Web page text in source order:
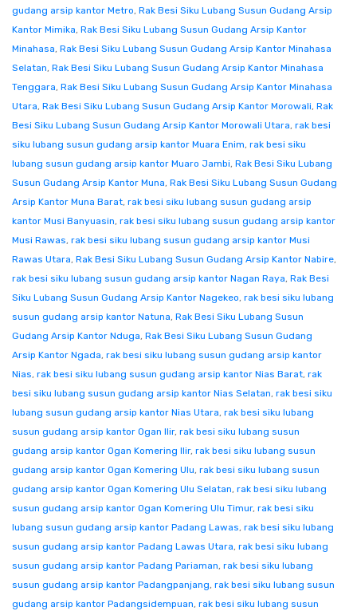
gudang arsip kantor Metro, Rak Besi Siku Lubang Susun Gudang Arsip
Kantor Mimika, Rak Besi Siku Lubang Susun Gudang Arsip Kantor
Minahasa, Rak Besi Siku Lubang Susun Gudang Arsip Kantor Minahasa
Selatan, Rak Besi Siku Lubang Susun Gudang Arsip Kantor Minahasa
Tenggara, Rak Besi Siku Lubang Susun Gudang Arsip Kantor Minahasa
Utara, Rak Besi Siku Lubang Susun Gudang Arsip Kantor Morowali, Rak
Besi Siku Lubang Susun Gudang Arsip Kantor Morowali Utara, rak besi
siku lubang susun gudang arsip kantor Muara Enim, rak besi siku
lubang susun gudang arsip kantor Muaro Jambi, Rak Besi Siku Lubang
Susun Gudang Arsip Kantor Muna, Rak Besi Siku Lubang Susun Gudang
Arsip Kantor Muna Barat, rak besi siku lubang susun gudang arsip
kantor Musi Banyuasin, rak besi siku lubang susun gudang arsip kantor
Musi Rawas, rak besi siku lubang susun gudang arsip kantor Musi
Rawas Utara, Rak Besi Siku Lubang Susun Gudang Arsip Kantor Nabire,
rak besi siku lubang susun gudang arsip kantor Nagan Raya, Rak Besi
Siku Lubang Susun Gudang Arsip Kantor Nagekeo, rak besi siku lubang
susun gudang arsip kantor Natuna, Rak Besi Siku Lubang Susun
Gudang Arsip Kantor Nduga, Rak Besi Siku Lubang Susun Gudang
Arsip Kantor Ngada, rak besi siku lubang susun gudang arsip kantor
Nias, rak besi siku lubang susun gudang arsip kantor Nias Barat, rak
besi siku lubang susun gudang arsip kantor Nias Selatan, rak besi siku
lubang susun gudang arsip kantor Nias Utara, rak besi siku lubang
susun gudang arsip kantor Ogan Ilir, rak besi siku lubang susun
gudang arsip kantor Ogan Komering Ilir, rak besi siku lubang susun
gudang arsip kantor Ogan Komering Ulu, rak besi siku lubang susun
gudang arsip kantor Ogan Komering Ulu Selatan, rak besi siku lubang
susun gudang arsip kantor Ogan Komering Ulu Timur, rak besi siku
lubang susun gudang arsip kantor Padang Lawas, rak besi siku lubang
susun gudang arsip kantor Padang Lawas Utara, rak besi siku lubang
susun gudang arsip kantor Padang Pariaman, rak besi siku lubang
susun gudang arsip kantor Padangpanjang, rak besi siku lubang susun
gudang arsip kantor Padangsidempuan, rak besi siku lubang susun